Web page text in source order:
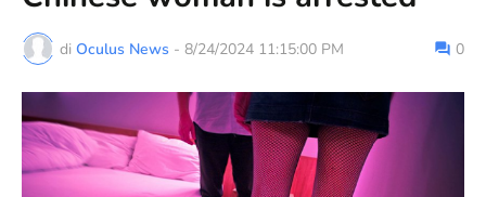
di Oculus News - 8/24/2024 11:15:00 PM 0